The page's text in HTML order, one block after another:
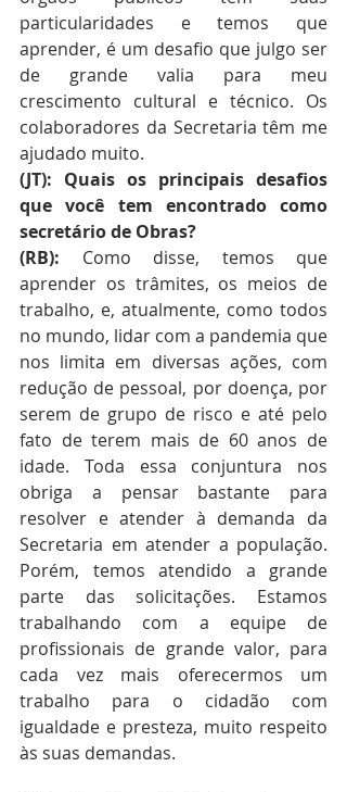
particularidades e temos que
aprender, é um desafio que julgo ser
de grande valia para meu
crescimento cultural e técnico. Os
colaboradores da Secretaria têm me
ajudado muito.
(JT): Quais os principais desafios
que você tem encontrado como
secretário de Obras?
(RB): Como disse, temos que
aprender os trâmites, os meios de
trabalho, e, atualmente, como todos
no mundo, lidar com a pandemia que
nos limita em diversas ações, com
redução de pessoal, por doença, por
serem de grupo de risco e até pelo
fato de terem mais de 60 anos de
idade. Toda essa conjuntura nos
obriga a pensar bastante para
resolver e atender à demanda da
Secretaria em atender a população.
Porém, temos atendido a grande
parte das solicitações. Estamos
trabalhando com a equipe de
profissionais de grande valor, para
cada vez mais oferecermos um
trabalho para o cidadão com
igualdade e presteza, muito respeito
às suas demandas.